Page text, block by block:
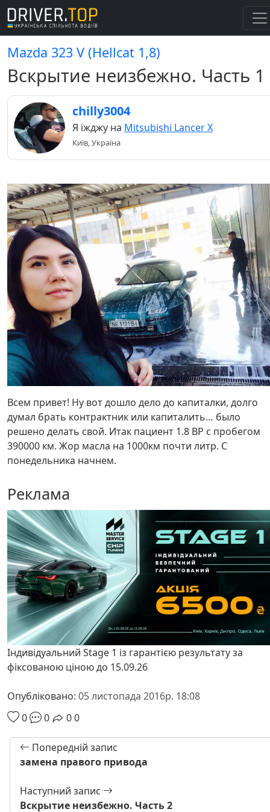
Mazda 323 V (Hellcat 1,8)
Вскрытие неизбежно. Часть 1
chilly3004
Я їжджу на Mitsubishi Lancer X
Київ, Україна
Всем привет! Ну вот дошло дело до капиталки, долго
думал брать контрактник или капиталить… было
решено делать свой. Итак пациент 1.8 ВР с пробегом
390000 км. Жор масла на 1000км почти литр. С
понедельника начнем.
Реклама
Індивідуальний Stage 1 із гарантією результату за
фіксованою ціною до 15.09.26
Опубліковано: 05 листопада 2016р. 18:08
0
0 00
Попередній запис
замена правого привода
Наступний запис
Вскрытие неизбежно. Часть 2